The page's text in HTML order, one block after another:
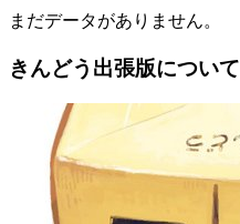
まだデータがありません。
きんどう出張版について